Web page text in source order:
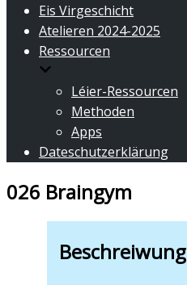
Eis Virgeschicht
Atelieren 2024-2025
Ressourcen
Léier-Ressourcen
Methoden
Apps
Dateschutzerklärung
026 Braingym
Beschreiwung